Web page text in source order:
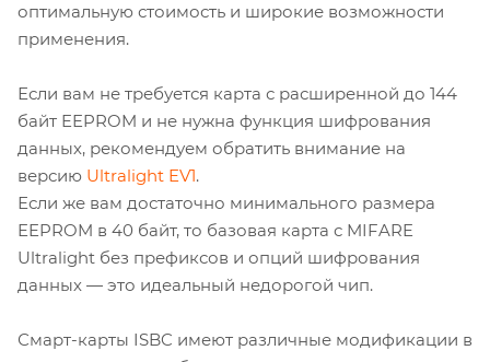
оптимальную стоимость и широкие возможности
применения.
Если вам не требуется карта с расширенной до 144
байт EEPROM и не нужна функция шифрования
данных, рекомендуем обратить внимание на
версию Ultralight EV1.
Если же вам достаточно минимального размера
EEPROM в 40 байт, то базовая карта с MIFARE
Ultralight без префиксов и опций шифрования
данных — это идеальный недорогой чип.
Смарт-карты ISBC имеют различные модификации в